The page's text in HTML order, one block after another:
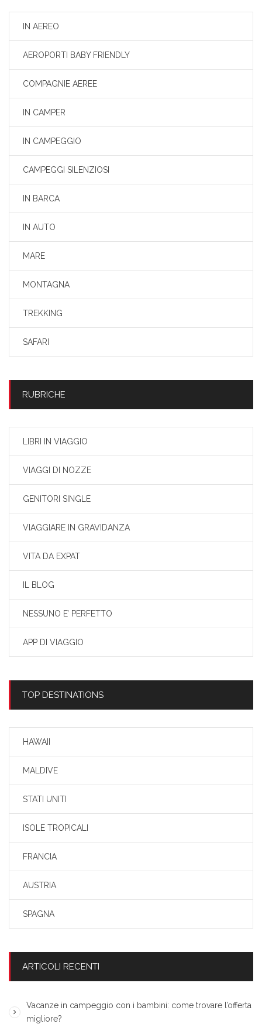
IN AEREO
AEROPORTI BABY FRIENDLY
COMPAGNIE AEREE
IN CAMPER
IN CAMPEGGIO
CAMPEGGI SILENZIOSI
IN BARCA
IN AUTO
MARE
MONTAGNA
TREKKING
SAFARI
RUBRICHE
LIBRI IN VIAGGIO
VIAGGI DI NOZZE
GENITORI SINGLE
VIAGGIARE IN GRAVIDANZA
VITA DA EXPAT
IL BLOG
NESSUNO E’ PERFETTO
APP DI VIAGGIO
TOP DESTINATIONS
HAWAII
MALDIVE
STATI UNITI
ISOLE TROPICALI
FRANCIA
AUSTRIA
SPAGNA
ARTICOLI RECENTI
Vacanze in campeggio con i bambini: come trovare l’offerta
migliore?